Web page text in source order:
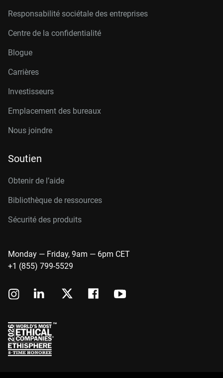
Responsabilité sociétale des entreprises
Centre de la confidentialité
Blogue
Carrières
Investisseurs
Emplacement des bureaux
Nous joindre
Soutien
Obtenir de l’aide
Bibliothèque de ressources
Sécurité des produits
Monday — Friday, 9am — 6pm CET
+1 (855) 799-5529